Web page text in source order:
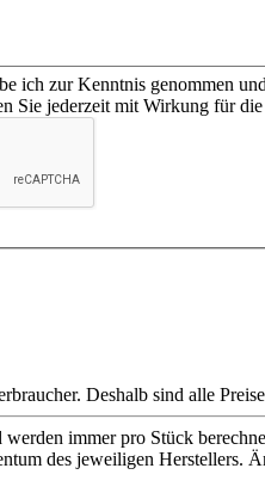
ich zur Kenntnis genommen
Sie jederzeit mit Wirkung für
Deshalb sind alle
immer pro Stück
des jeweiligen Herstellers.